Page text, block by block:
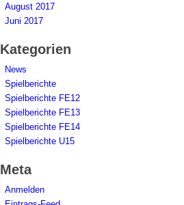
August 2017
Juni 2017
Kategorien
News
Spielberichte
Spielberichte FE12
Spielberichte FE13
Spielberichte FE14
Spielberichte U15
Meta
Anmelden